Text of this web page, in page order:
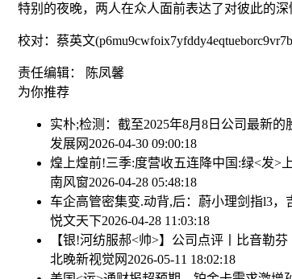
特别的夜晚，两人在众人面前表达了对彼此的
校对：蔡英文
责任编辑： 陈凤馨
为你推荐
实朴;检测：截至2025年8月8日公司最新的
发展网 2026-04-30 09:00:18
煌上煌前!三季:度营收五连降中国:绿<发>
南风窗2026-04-28 05:48:18
车企高管密集变.动背,后：蔚小理剑指l3，
悦文天下2026-04-28 11:03:18
【银!河纺服郝<帅>】公司点评丨比音勒
北晚新视觉网 2026-05-11 18:02:18